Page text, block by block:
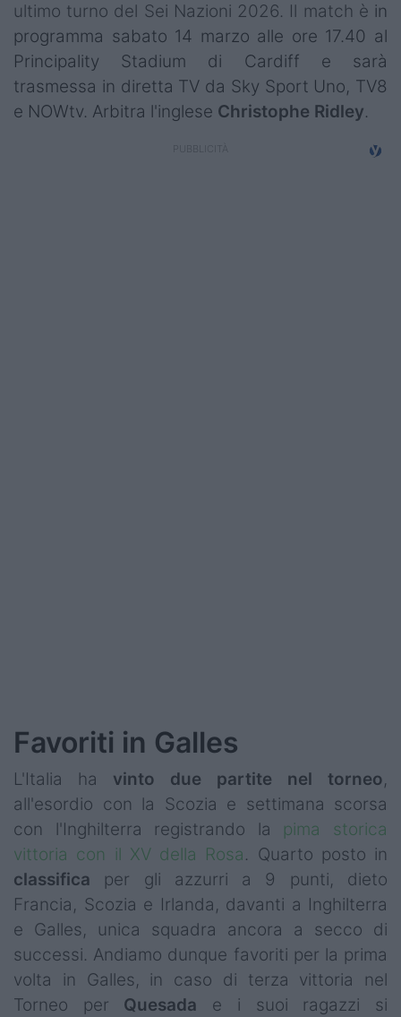
Rugby World Cup
Super Rugby
Rugby in TV
ultimo turno del Sei Nazioni 2026. Il match è in
programma sabato 14 marzo alle ore 17.40 al
Principality Stadium di Cardiff e sarà
trasmessa in diretta TV da Sky Sport Uno, TV8
e NOWtv. Arbitra l'inglese Christophe Ridley.
Favoriti in Galles
L'Italia ha vinto due partite nel torneo,
all'esordio con la Scozia e settimana scorsa
con l'Inghilterra registrando la pima storica
vittoria con il XV della Rosa. Quarto posto in
classifica per gli azzurri a 9 punti, dieto
Francia, Scozia e Irlanda, davanti a Inghilterra
e Galles, unica squadra ancora a secco di
successi. Andiamo dunque favoriti per la prima
volta in Galles, in caso di terza vittoria nel
Torneo per Quesada e i suoi ragazzi si